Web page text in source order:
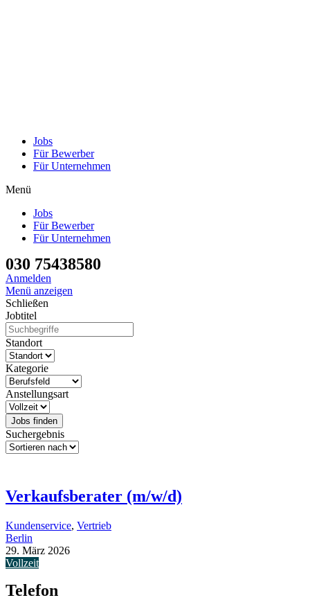
Jobs
Für Bewerber
Für Unternehmen
Menü
Jobs
Für Bewerber
Für Unternehmen
030 75438580
Anmelden
Menü anzeigen
Schließen
Jobtitel
Standort
Kategorie
Anstellungsart
Jobs finden
Suchergebnis
Verkaufsberater (m/w/d)
Kundenservice, Vertrieb
Berlin
29. März 2026
Vollzeit
Telefon